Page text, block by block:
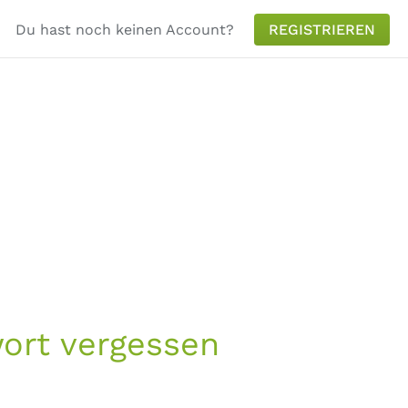
Du hast noch keinen Account? REGISTRIEREN
vergessen